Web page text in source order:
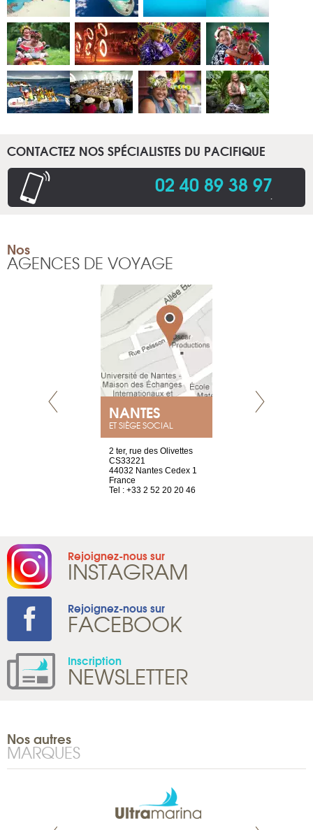
CONTACTEZ NOS SPÉCIALISTES DU PACIFIQUE
02 40 89 38 97.
Nos
AGENCES DE VOYAGE
NANTES
ET SIÈGE SOCIAL
2 ter, rue des Olivettes
CS33221
44032 Nantes Cedex 1
France
Tel : +33 2 52 20 20 46
Rejoignez-nous sur
INSTAGRAM
Rejoignez-nous sur
FACEBOOK
Inscription
NEWSLETTER
Nos autres
MARQUES